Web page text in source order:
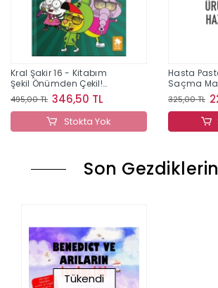
Kral Şakir 16 - Kitabım
Şekil Önümden Çekil!
(Ciltli)
495,00 TL 346,50 TL
Stokta Yok
Hasta
Saçma
325,00 TL
Son
Tükendi